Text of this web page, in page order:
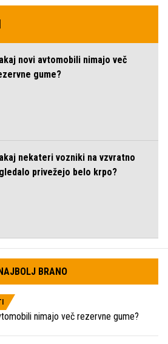
novi avtomobili nimajo več
gume?
nekateri vozniki na vzvratno
privežejo belo krpo?
NAJBOLJ BRANO
nimajo več rezervne gume?